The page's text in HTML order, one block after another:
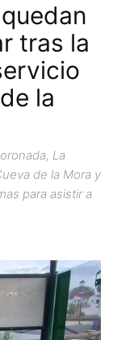
tras la
la
La
de la Mora y
para asistir a